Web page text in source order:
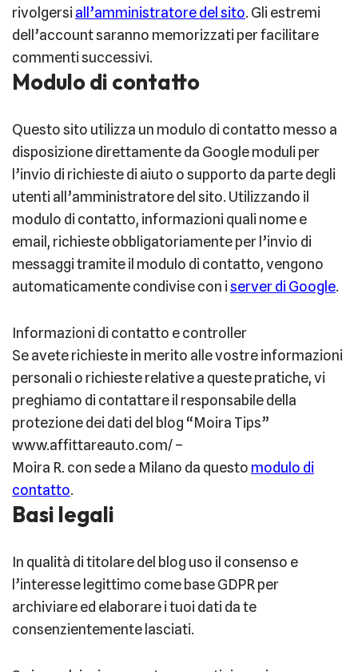
rivolgersi all’amministratoredel sito. Gli estremi
dell’account saranno memorizzati per facilitare
commenti successivi.
Modulo di contatto
Questo sito utilizza un modulo di contatto messo a
disposizione direttamente da Google moduli per
l’invio di richieste di aiuto o supporto da parte degli
utenti all’amministratore del sito. Utilizzando il
modulo di contatto, informazioni quali nome e
email, richieste obbligatoriamente per l’invio di
messaggi tramite il modulo di contatto, vengono
automaticamente condivise con iserver di Google.
Informazioni di contatto e controller
Se avete richieste in merito alle vostre informazioni
personali o richieste relative a queste pratiche, vi
preghiamo di contattare il responsabile della
protezione dei dati del blog “Moira Tips”
www.affittareauto.com/ –
Moira R. con sede a Milano da questo modulo di
contatto.
Basi legali
In qualità di titolare del blog uso il consenso e
l’interesse legittimo come base GDPR per
archiviare ed elaborare i tuoi dati da te
consenzientemente lasciati.